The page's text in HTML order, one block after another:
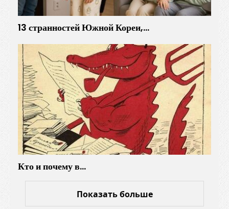
13 странностей Южной Кореи,…
Кто и почему в…
Показать больше